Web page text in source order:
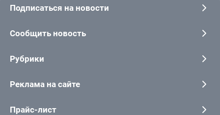
Подписаться на новости
Сообщить новость
Рубрики
Реклама на сайте
Прайс-лист